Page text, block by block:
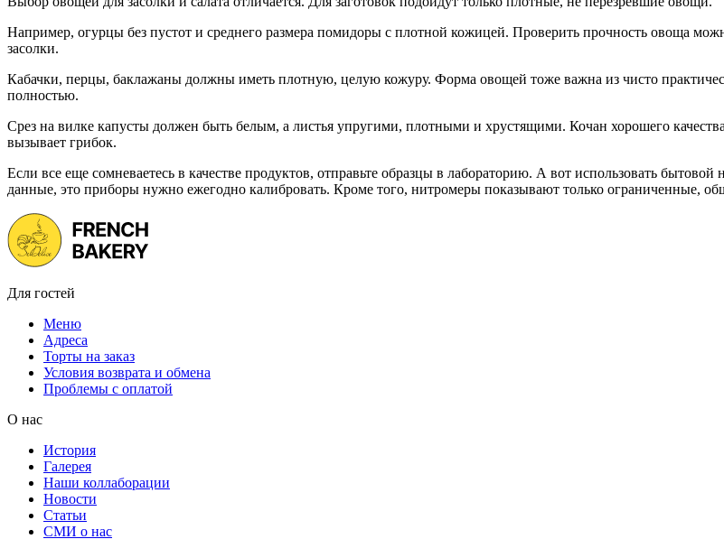
Например, огурцы без пустот и среднего размера помидоры с плотной кожицей. Проверить прочность овоща
засолки.
Кабачки, перцы, баклажаны должны иметь плотную, целую кожуру. Форма овощей тоже важна из чисто
полностью.
Срез на вилке капусты должен быть белым, а листья упругими, плотными и хрустящими. Кочан хорошего
вызывает грибок.
Если все еще сомневаетесь в качестве продуктов, отправьте образцы в лабораторию. А вот использовать
данные, это приборы нужно ежегодно калибровать. Кроме того, нитромеры показывают только ограниченные,
Для гостей
Меню
Адреса
Торты на заказ
Условия возврата и обмена
Проблемы с оплатой
О нас
История
Галерея
Наши коллаборации
Новости
Статьи
СМИ о нас